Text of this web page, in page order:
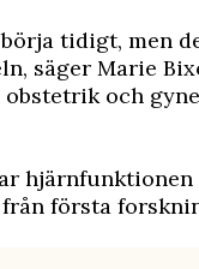
tidigt, men
säger Marie
och
hjärnfunktionen
första